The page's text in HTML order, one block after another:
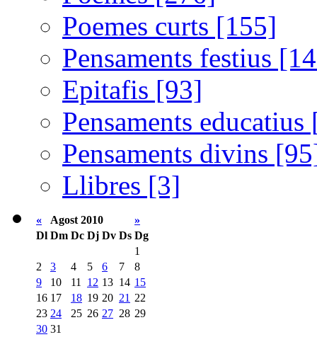
Poemes curts [155]
Pensaments festius
Epitafis [93]
Pensaments
Pensaments divins
Llibres [3]
« Agost 2010
»
Dl Dm Dc Dj Dv Ds Dg
1
2
3 4 5 6 7
8
9
10 11 12 13 14 15
16 17 18 19 20 21 22
23 24 25 26 27 28 29
30 31